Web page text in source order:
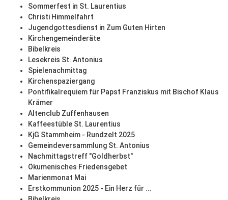
Sommerfest in St. Laurentius
Christi Himmelfahrt
Jugendgottesdienst in Zum Guten Hirten
Kirchengemeinderäte
Bibelkreis
Lesekreis St. Antonius
Spielenachmittag
Kirchenspaziergang
Pontifikalrequiem für Papst Franziskus mit Bischof Klaus
Krämer
Altenclub Zuffenhausen
Kaffeestüble St. Laurentius
KjG Stammheim - Rundzelt 2025
Gemeindeversammlung St. Antonius
Nachmittagstreff "Goldherbst"
Ökumenisches Friedensgebet
Marienmonat Mai
Erstkommunion 2025 - Ein Herz für ...